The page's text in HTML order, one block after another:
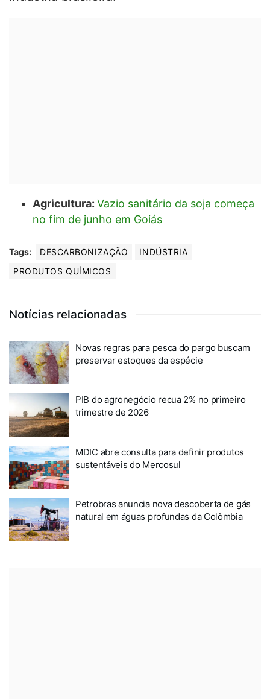
Agricultura: Vazio sanitário da soja começa
no fim de junho em Goiás
Tags: DESCARBONIZAÇÃO
INDÚSTRIA
PRODUTOS QUÍMICOS
Notícias relacionadas
Novas regras para pesca do pargo buscam
preservar estoques da espécie
PIB do agronegócio recua 2% no primeiro
trimestre de 2026
MDIC abre consulta para definir produtos
sustentáveis do Mercosul
Petrobras anuncia nova descoberta de gás
natural em águas profundas da Colômbia